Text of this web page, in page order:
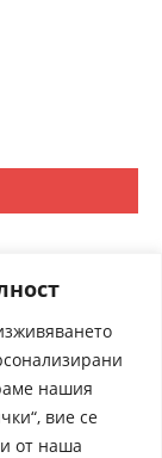
нашия
вие се
от наша